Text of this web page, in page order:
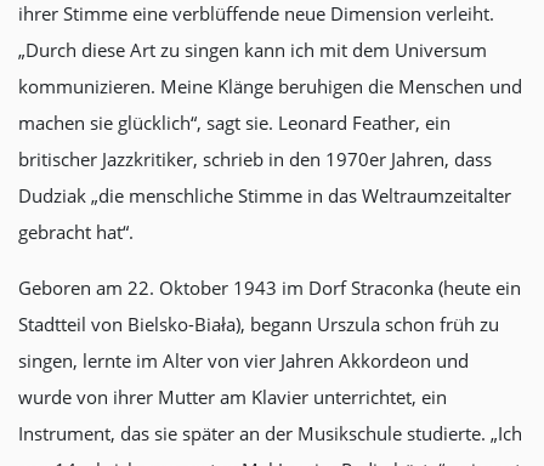
ihrer Stimme eine verblüffende neue Dimension verleiht.
„Durch diese Art zu singen kann ich mit dem Universum
kommunizieren. Meine Klänge beruhigen die Menschen und
machen sie glücklich“, sagt sie. Leonard Feather, ein
britischer Jazzkritiker, schrieb in den 1970er Jahren, dass
Dudziak „die menschliche Stimme in das Weltraumzeitalter
gebracht hat“.
Geboren am 22. Oktober 1943 im Dorf Straconka (heute ein
Stadtteil von Bielsko-Biała), begann Urszula schon früh zu
singen, lernte im Alter von vier Jahren Akkordeon und
wurde von ihrer Mutter am Klavier unterrichtet, ein
Instrument, das sie später an der Musikschule studierte. „Ich